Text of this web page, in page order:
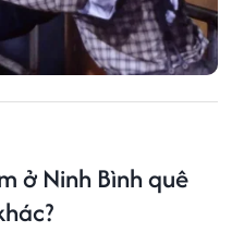
ở Ninh Bình quê